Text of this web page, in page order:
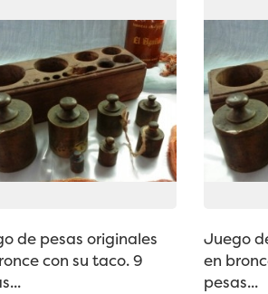
de pesas originales
con su taco. 9
Juego
en
pesas...